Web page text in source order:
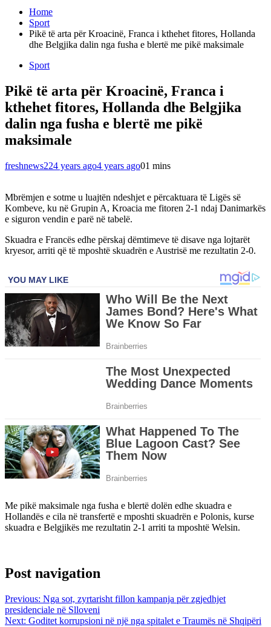
Home
Sport
Pikë të arta për Kroacinë, Franca i kthehet fitores, Hollanda
dhe Belgjika dalin nga fusha e blertë me pikë maksimale
Sport
Pikë të arta për Kroacinë, Franca i
kthehet fitores, Hollanda dhe Belgjika
dalin nga fusha e blertë me pikë
maksimale
freshnews224 years ago4 years ago01 mins
Mbrëmjen e sotme u luajtën ndeshjet e përcaktuara të Ligës së
Kombeve, ku në Grupin A, Kroacia me fitoren 2-1 ndaj Danimarkës
e siguron vendin e parë në tabelë.
Skuadra e Francës edhe përskaj dëmtimeve të disave nga lojtarët
kryesor, arriti që të mposhtë skuadrën e Austrisë me rezultatin 2-0.
Me pikë maksimale nga fusha e blertë dolën edhe skuadra e
Hollandës e cila në transfertë e mposhti skuadrën e Polonis, kurse
skuadra e Belgjikës me rezultatin 2-1 arriti ta mposhtë Welsin.
Post navigation
Previous: Nga sot, zyrtarisht fillon kampanja për zgjedhjet
presidenciale në Slloveni
Next: Goditet korrupsioni në një nga spitalet e Traumës në Shqipëri